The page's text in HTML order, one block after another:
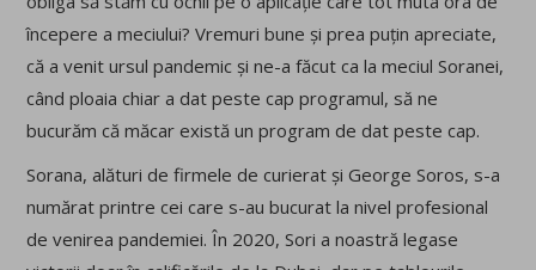
începere a meciului? Vremuri bune și prea puțin apreciate,
că a venit ursul pandemic și ne-a făcut ca la meciul Soranei,
când ploaia chiar a dat peste cap programul, să ne
bucurăm că măcar există un program de dat peste cap.
Sorana, alături de firmele de curierat și George Soros, s-a
numărat printre cei care s-au bucurat la nivel profesional
de venirea pandemiei. În 2020, Sori a noastră legase